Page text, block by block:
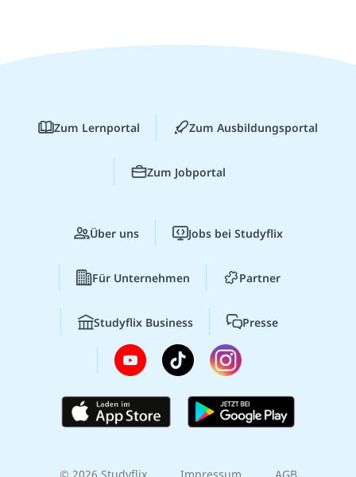
Zum Lernportal Zum Ausbildungsportal
Zum Jobportal
Über uns Jobs bei Studyflix
Für Unternehmen Partner
Studyflix Business Presse